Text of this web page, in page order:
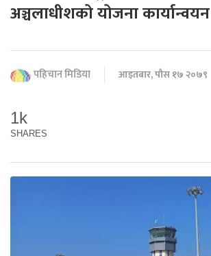
अञ्चलाधीशको योजना कार्यान्वयन
पहिचान मिडिया आइतबार, पौस १७ २०७९
1k
SHARES